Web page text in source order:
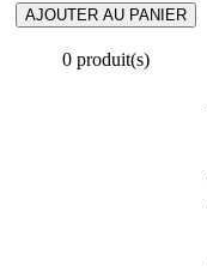
0 produit(s)